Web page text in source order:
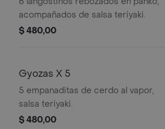
acompañados de salsa teriyaki.
$ 480,00
Gyozas X 5
5 empanaditas de cerdo al vapor,
salsa teriyaki.
$ 480,00